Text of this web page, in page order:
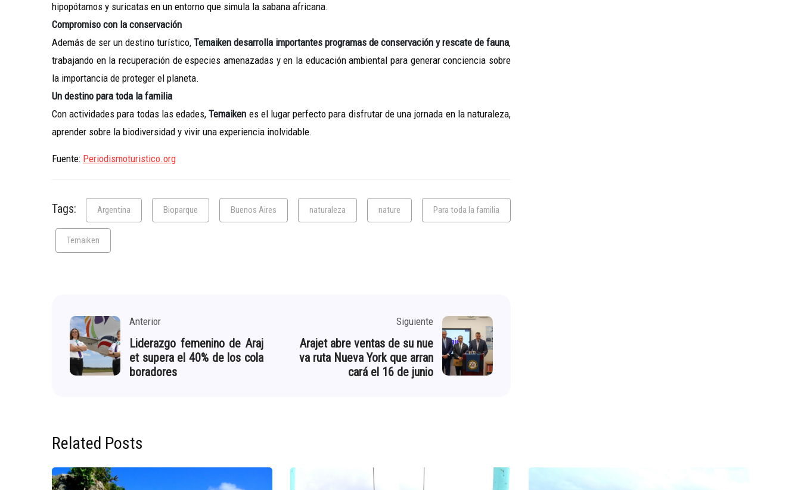
hipopótamos y suricatas en un entorno que simula la sabana africana.
Compromiso con la conservación
Además de ser un destino turístico, Temaiken desarrolla importantes programas de conservación y rescate de fauna,
trabajando en la recuperación de especies amenazadas y en la educación ambiental para generar conciencia sobre
la importancia de proteger el planeta.
Un destino para toda la familia
Con actividades para todas las edades,Temaiken es el lugar perfecto para disfrutar de una jornada en la naturaleza,
aprender sobre la biodiversidad y vivir una experiencia inolvidable.
Fuente: Periodismoturistico.org
Tags: Argentina Bioparque Buenos Aires naturaleza nature Para toda la familia
Temaiken
Anterior
Liderazgo femenino de Araj
et supera el 40% de los cola
boradores
Siguiente
Arajet abre ventas de su nue
va ruta Nueva York que arran
cará el 16 de junio
Related Posts